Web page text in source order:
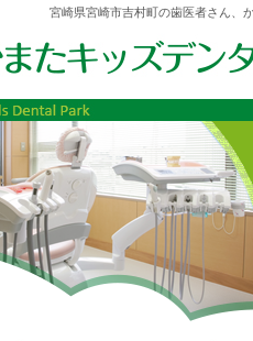
宮崎県宮崎市吉村町の歯医者さん、